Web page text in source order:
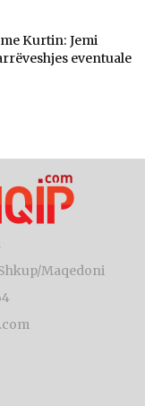
Kurtin: Jemi
eventuale
Maqedoni